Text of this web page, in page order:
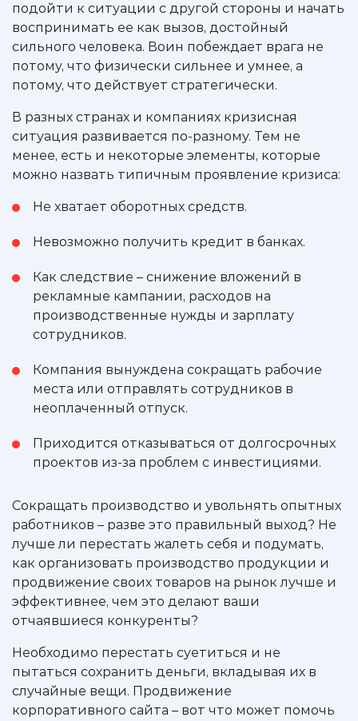
подойти к ситуации с другой стороны и начать
воспринимать ее как вызов, достойный
сильного человека. Воин побеждает врага не
потому, что физически сильнее и умнее, а
потому, что действует стратегически.
В разных странах и компаниях кризисная
ситуация развивается по-разному. Тем не
менее, есть и некоторые элементы, которые
можно назвать типичным проявление кризиса:
Не хватает оборотных средств.
Невозможно получить кредит в банках.
Как следствие – снижение вложений в
рекламные кампании, расходов на
производственные нужды и зарплату
сотрудников.
Компания вынуждена сокращать рабочие
места или отправлять сотрудников в
неоплаченный отпуск.
Приходится отказываться от долгосрочных
проектов из-за проблем с инвестициями.
Сокращать производство и увольнять опытных
работников – разве это правильный выход? Не
лучше ли перестать жалеть себя и подумать,
как организовать производство продукции и
продвижение своих товаров на рынок лучше и
эффективнее, чем это делают ваши
отчаявшиеся конкуренты?
Необходимо перестать суетиться и не
пытаться сохранить деньги, вкладывая их в
случайные вещи. Продвижение
корпоративного сайта – вот что может помочь